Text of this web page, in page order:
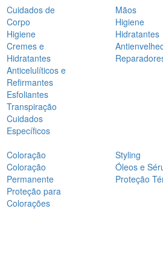
Cuidados de
Corpo
Higiene
Cremes e
Hidratantes
Anticelulíticos e
Refirmantes
Esfoliantes
Transpiração
Cuidados
Específicos
Mãos
Higiene
Hidratantes
Coloração
Coloração
Permanente
Proteção para
Colorações
Styling
Óleos e
Proteção